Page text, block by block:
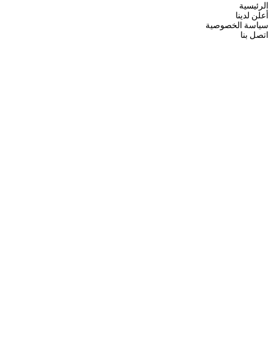
الرئيسية
أعلن لدينا
سياسة الخصوصية
اتصل بنا